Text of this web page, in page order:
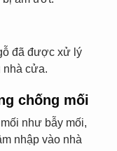
đã được xử lý
nhà cửa.
chống mối
như bẫy mối,
nhập vào nhà